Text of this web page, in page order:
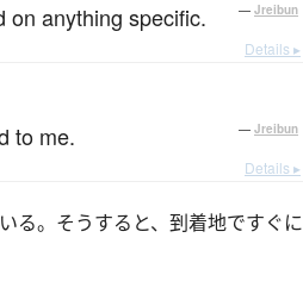
on anything specific. — Jreibun
Details ▸
to me. — Jreibun
Details ▸
る。そうすると、到着地ですぐに